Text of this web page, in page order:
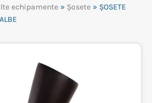
echipamente » Șosete » ȘOSETE